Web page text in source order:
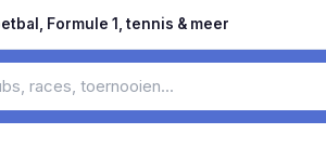
Formule 1, tennis & meer